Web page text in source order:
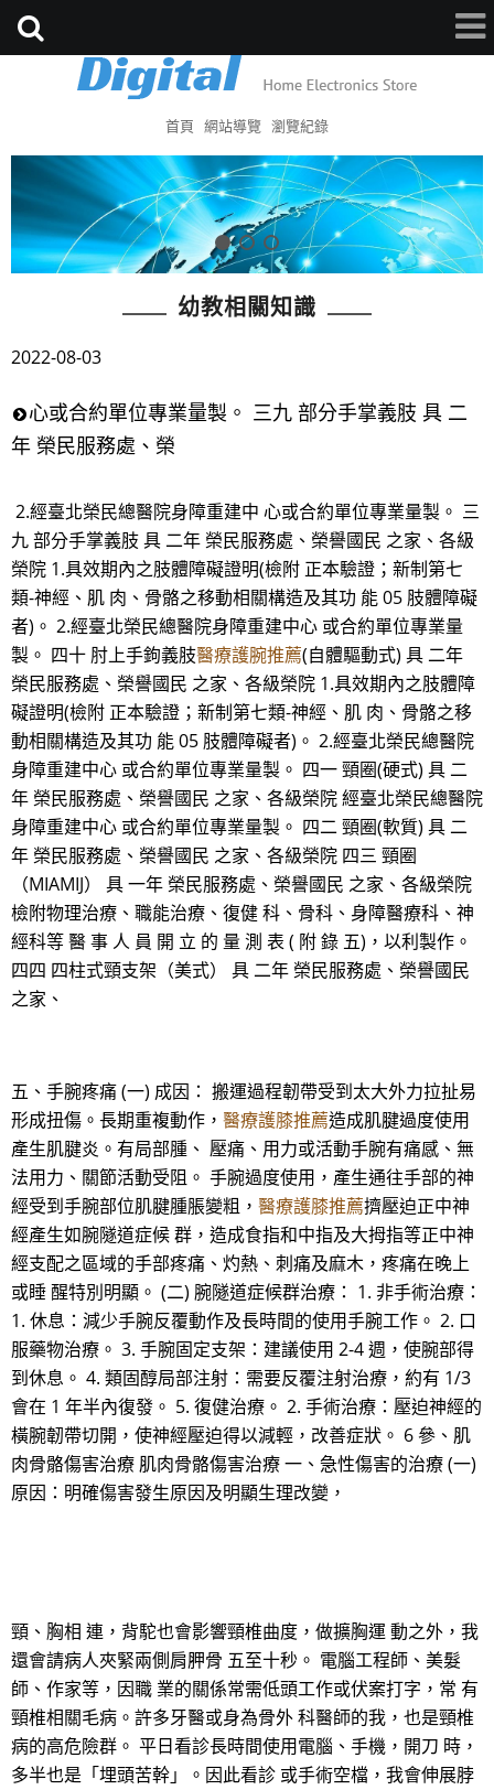
首頁 網站導覽 瀏覽紀錄
幼教相關知識
2022-08-03
心或合約單位專業量製。 三九 部分手掌義肢 具 二
年 榮民服務處、榮
2.經臺北榮民總醫院身障重建中 心或合約單位專業量製。 三
九 部分手掌義肢 具 二年 榮民服務處、榮譽國民 之家、各級
榮院 1.具效期內之肢體障礙證明(檢附 正本驗證；新制第七
類-神經、肌 肉、骨骼之移動相關構造及其功 能 05 肢體障礙
者)。 2.經臺北榮民總醫院身障重建中心 或合約單位專業量
製。 四十 肘上手鉤義肢醫療護腕推薦(自體驅動式) 具 二年
榮民服務處、榮譽國民 之家、各級榮院 1.具效期內之肢體障
礙證明(檢附 正本驗證；新制第七類-神經、肌 肉、骨骼之移
動相關構造及其功 能 05 肢體障礙者)。 2.經臺北榮民總醫院
身障重建中心 或合約單位專業量製。 四一 頸圈(硬式) 具 二
年 榮民服務處、榮譽國民 之家、各級榮院 經臺北榮民總醫院
身障重建中心 或合約單位專業量製。 四二 頸圈(軟質) 具 二
年 榮民服務處、榮譽國民 之家、各級榮院 四三 頸圈
（MIAMIJ） 具 一年 榮民服務處、榮譽國民 之家、各級榮院
檢附物理治療、職能治療、復健 科、骨科、身障醫療科、神
經科等 醫 事 人 員 開 立 的 量 測 表 ( 附 錄 五)，以利製作。
四四 四柱式頸支架（美式） 具 二年 榮民服務處、榮譽國民
之家、
五、手腕疼痛 (一) 成因： 搬運過程韌帶受到太大外力拉扯易
形成扭傷。長期重複動作， 醫療護膝推薦造成肌腱過度使用
產生肌腱炎。有局部腫、 壓痛、用力或活動手腕有痛感、無
法用力、關節活動受阻。 手腕過度使用，產生通往手部的神
經受到手腕部位肌腱腫脹變粗， 醫療護膝推薦擠壓迫正中神
經產生如腕隧道症候 群，造成食指和中指及大拇指等正中神
經支配之區域的手部疼痛、灼熱、刺痛及麻木，疼痛在晚上
或睡 醒特別明顯。 (二) 腕隧道症候群治療： 1. 非手術治療：
1. 休息：減少手腕反覆動作及長時間的使用手腕工作。 2. 口
服藥物治療。 3. 手腕固定支架：建議使用 2-4 週，使腕部得
到休息。 4. 類固醇局部注射：需要反覆注射治療，約有 1/3
會在 1 年半內復發。 5. 復健治療。 2. 手術治療：壓迫神經的
橫腕韌帶切開，使神經壓迫得以減輕，改善症狀。 6 參、肌
肉骨骼傷害治療 肌肉骨骼傷害治療 一、急性傷害的治療 (一)
原因：明確傷害發生原因及明顯生理改變，
頸、胸相 連，背駝也會影響頸椎曲度，做擴胸運 動之外，我
還會請病人夾緊兩側肩胛骨 五至十秒。 電腦工程師、美髮
師、作家等，因職 業的關係常需低頭工作或伏案打字，常 有
頸椎相關毛病。許多牙醫或身為骨外 科醫師的我，也是頸椎
病的高危險群。 平日看診長時間使用電腦、手機，開刀 時，
多半也是「埋頭苦幹」。因此看診 或手術空檔，我會伸展脖